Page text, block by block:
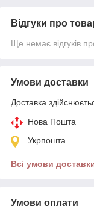
Відгуки про
Ще немає відгуків
Умови доставки
Доставка
Нова Пошта
Укрпошта
Всі умови
Умови оплати